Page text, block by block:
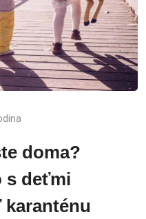
doma?
s deťmi